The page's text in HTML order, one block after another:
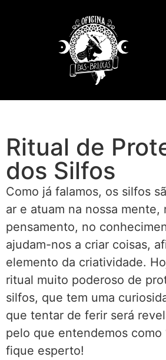
Ritual de
dos Silfos
Como já falamos, os silfos
ar e atuam na nossa mente,
pensamento, no
ajudam-nos a criar coisas,
elemento da criatividade.
ritual muito poderoso de
silfos, que tem uma
que tentar de ferir será
pelo que entendemos como
fique esperto!